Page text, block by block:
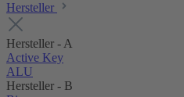
Hersteller
Hersteller - A
Active Key
ALU
Hersteller - B